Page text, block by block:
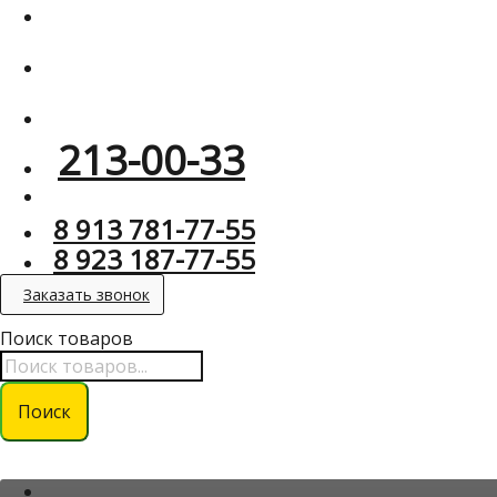
213-00-33
8 913 781-77-55
8 923 187-77-55
Заказать звонок
Поиск товаров
Поиск